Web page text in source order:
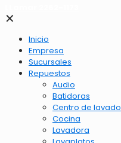
✕
Inicio
Empresa
Sucursales
Repuestos
Audio
Batidoras
Centro de lavado
Cocina
Lavadora